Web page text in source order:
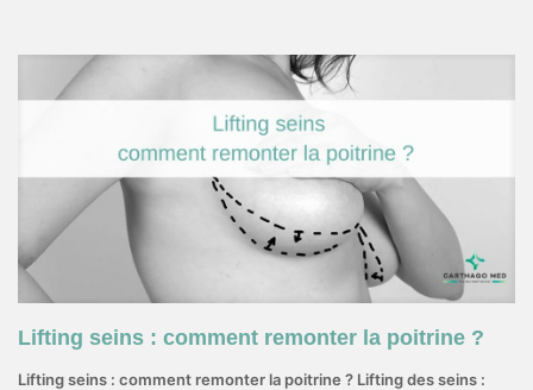
Lifting seins : comment remonter la poitrine ?
Lifting seins : comment remonter la poitrine ? Lifting des seins :